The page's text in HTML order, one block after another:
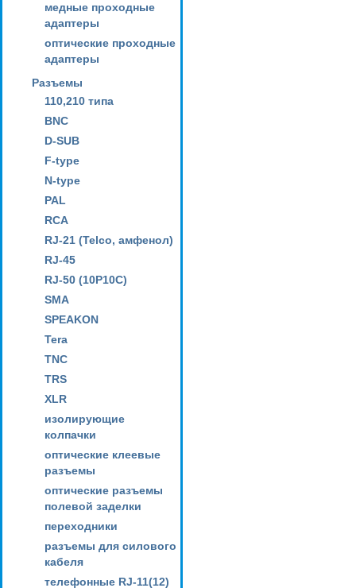
медные проходные
адаптеры
оптические проходные
адаптеры
Разъемы
110,210 типа
BNC
D-SUB
F-type
N-type
PAL
RCA
RJ-21 (Telco, амфенол)
RJ-45
RJ-50 (10P10C)
SMA
SPEAKON
Tera
TNC
TRS
XLR
изолирующие
колпачки
оптические клеевые
разъемы
оптические разъемы
полевой заделки
переходники
разъемы для силового
кабеля
телефонные RJ-11(12)